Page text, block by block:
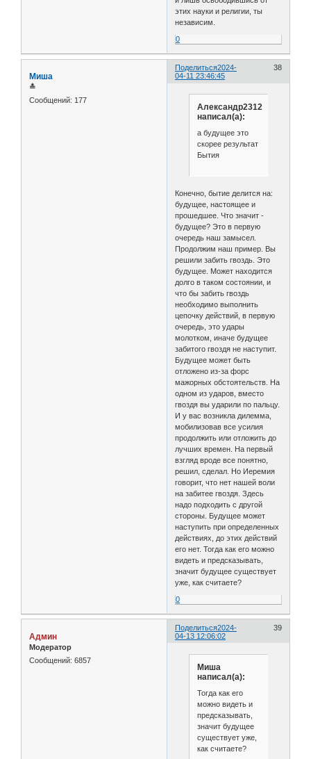
этих науки и религии, ты
независим.
0
Поделиться 38
2024-
04-11 23:46:45
Миша
≛
Сообщений: 177
Александр2312
написал(а):
а будущее это
скорее результат
Бытия
Конечно, бытие делится на:
будущее, настоящее и
прошедшее. Что значит -
будущее? Это в первую
очередь наш замысел.
Продолжим наш пример. Вы
решили забить гвоздь. Это
будущее. Может находится
долго в таком состоянии, и
что бы забить гвоздь
необходимо выполнить
цепочку действий, в первую
очередь, это удары
молотком, иначе будущее
забитого гвоздя не наступит.
Будущее может быть
отложено из-за форс
мажорных обстоятельств. На
одном из ударов, вместо
гвоздя вы ударили по пальцу.
И у вас возникла дилемма,
мобилизовав все усилия
продолжить или отложить до
лучших времен. На первый
взгляд вроде все понятно,
решил, сделал. Но Иеремия
говорит, что нет нашей воли
на забитее гвоздя. Здесь
надо подходить с другой
стороны. Будущее может
наступить при определенных
действиях, до этих действий
его нет. Тогда как его можно
видеть и предсказывать,
значит будущее существует
уже, как считаете?
0
Поделиться 39
2024-
04-13 12:06:02
Админ
Модератор
Сообщений: 6857
Миша
написал(а):
Тогда как его
можно видеть и
предсказывать,
значит будущее
существует уже,
как считаете?